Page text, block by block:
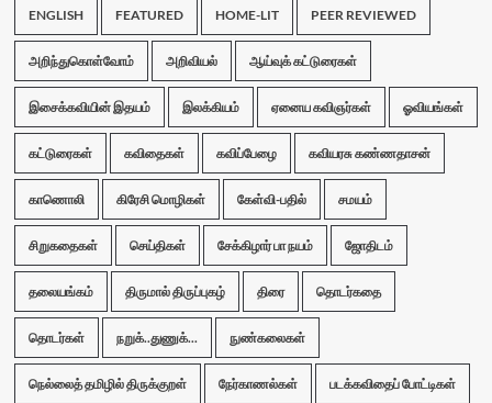
ENGLISH FEATURED HOME-LIT PEER REVIEWED
அறிந்துகொள்வோம் அறிவியல் ஆய்வுக் கட்டுரைகள்
இசைக்கவியின் இதயம் இலக்கியம் ஏனைய கவிஞர்கள் ஓவியங்கள்
கட்டுரைகள் கவிதைகள் கவிப்பேழை கவியரசு கண்ணதாசன்
காணொலி கிரேசி மொழிகள் கேள்வி-பதில் சமயம்
சிறுகதைகள் செய்திகள் சேக்கிழார் பா நயம் ஜோதிடம்
தலையங்கம் திருமால் திருப்புகழ் திரை தொடர்கதை
தொடர்கள் நறுக்..துணுக்... நுண்கலைகள்
நெல்லைத் தமிழில் திருக்குறள் நேர்காணல்கள் படக்கவிதைப் போட்டிகள்